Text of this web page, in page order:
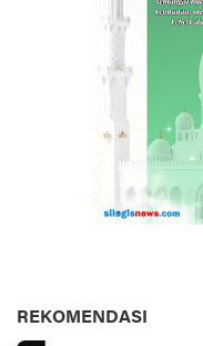
REKOMENDASI